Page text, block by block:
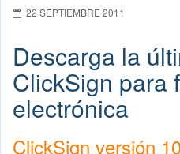
22 SEPTIEMBRE 2011
Descarga la
ClickSign para
electrónica
ClickSign versión